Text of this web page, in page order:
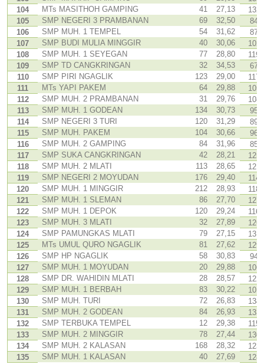
104
MTs MASITHOH GAMPING 41 27,13
132
105
SMP NEGERI 3 PRAMBANAN 69 32,50
84
106
SMP MUH. 1 TEMPEL 54 31,62
87
107
SMP BUDI MULIA MINGGIR 40 30,06
102
108
SMP MUH. 1 SEYEGAN 77 28,80
119
109
SMP TD CANGKRINGAN 32 34,53
67
110
SMP PIRI NGAGLIK 123 29,00
117
111
MTs YAPI PAKEM 64 29,88
105
112
SMP MUH. 2 PRAMBANAN 31 29,76
108
113
SMP MUH. 1 GODEAN 134 30,73
95
114
SMP NEGERI 3 TURI 120 31,29
89
115
SMP MUH. PAKEM 104 30,66
96
116
SMP MUH. 2 GAMPING 84 31,96
85
117
SMP SUKA CANGKRINGAN 42 28,21
125
118
SMP MUH. 2 MLATI 113 28,65
121
119
SMP NEGERI 2 MOYUDAN 176 29,40
114
120
SMP MUH. 1 MINGGIR 212 28,93
118
121
SMP MUH. 1 SLEMAN 86 27,70
127
122
SMP MUH. 1 DEPOK 120 29,24
116
123
SMP MUH. 3 MLATI 32 27,89
126
124
SMP PAMUNGKAS MLATI 79 27,15
131
125
MTs UMUL QURO NGAGLIK 81 27,62
129
126
SMP HP NGAGLIK 58 30,83
94
127
SMP MUH. 1 MOYUDAN 20 29,88
106
128
SMP DR. WAHIDIN MLATI 28 28,57
122
129
SMP MUH. 1 BERBAH 83 30,22
101
130
SMP MUH. TURI 72 26,83
134
131
SMP MUH. 2 GODEAN 84 26,93
133
132
SMP TERBUKA TEMPEL 12 29,38
115
133
SMP MUH. 2 MINGGIR 78 27,44
130
134
SMP MUH. 2 KALASAN 168 28,32
123
135
SMP MUH. 1 KALASAN 40 27,69 128